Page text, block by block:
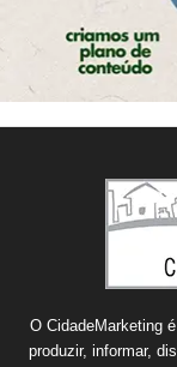
O CidadeMarketing
produzir, informar,